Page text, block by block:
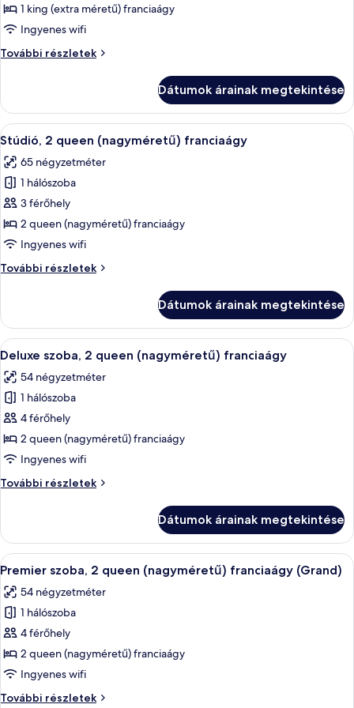
megtekintése:
Penthouse
Suite)
1 king (extra méretű) franciaágy
Ingyenes wifi
További részletek
Penthouse
részletei
Dátumok árainak megtekintése
A
következő
szoba
összes
képének
megtekintése:
Stúdió,
queen
Egy szállodai szoba, amelyben
9
Stúdió, 2 queen (nagyméretű) franciaágy
65 négyzetméter
1 hálószoba
3 férőhely
2 queen (nagyméretű) franciaágy
Ingyenes wifi
További részletek
Stúdió,
franciaágy
további
részletei
Dátumok árainak megtekintése
A
következő
szoba
összes
képének
megtekintése:
Deluxe
2
franciaágy
Egy szállodai szoba, amelyben
7
Deluxe szoba, 2 queen (nagyméretű) franciaágy
54 négyzetméter
1 hálószoba
4 férőhely
2 queen (nagyméretű) franciaágy
Ingyenes wifi
További részletek
Deluxe
(nagyméretű)
franciaágy
további
Dátumok árainak megtekintése
A
következő
szoba
összes
képének
megtekintése:
Premier
Egy szállodai szoba, amelyben
6
Premier szoba, 2 queen (nagyméretű) franciaágy (Grand)
54 négyzetméter
1 hálószoba
4 férőhely
2 queen (nagyméretű) franciaágy
Ingyenes wifi
További részletek
Premier